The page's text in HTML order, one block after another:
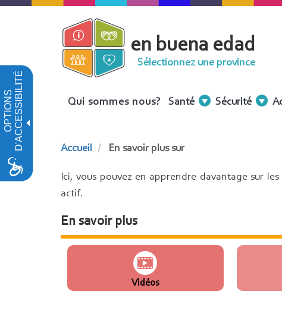
OPTIONSD'ACCESSIBILITÉ
Aller
en buena edad
Sélectionnez une province
Menu
Qui sommes nous? Santé Sécurité
Accueil En savoir plus sur
Ici, vous pouvez en apprendre davantage sur
actif.
En savoir plus
Vidéos